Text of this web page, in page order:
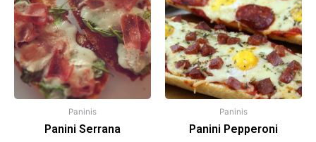
Paninis
Panini Serrana
Paninis
Panini Pepperoni